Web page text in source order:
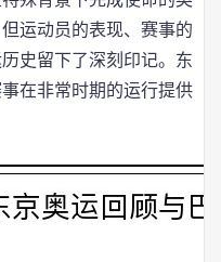
运动员的表现、赛事的
史留下了深刻印记。东
在非常时期的运行提供